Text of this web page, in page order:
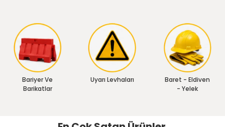
Bariyer Ve
Barikatlar
Uyarı Levhaları
Baret - Eldiven
- Yelek